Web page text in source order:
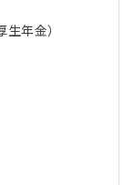
年金）